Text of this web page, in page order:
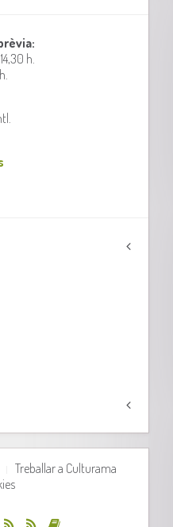
h.
Treballar a Culturama